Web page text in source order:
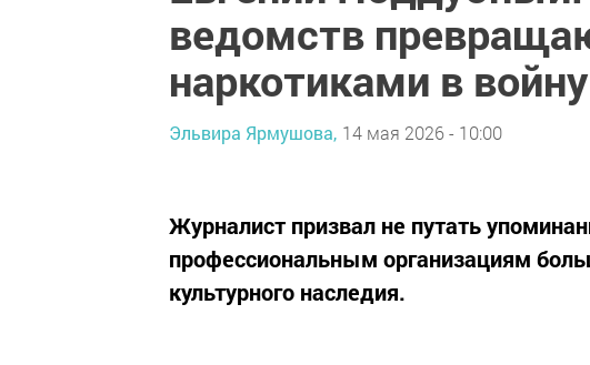
ведомств
наркотиками в
Эльвира Ярмушова, 14 мая 2026 - 10:00
Журналист призвал не путать
профессиональным организациям
культурного наследия.